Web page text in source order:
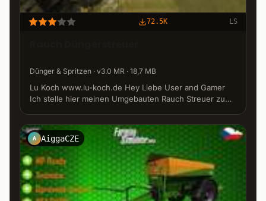
72.5K LS
Dünger & Spritzen · v3.0 MR · 18,7 MB
Lu Koch www.lu-koch.de Hey Liebe User and Gamer
Ich stelle hier meinen Umgebauten Rauch Streuer zu
dickes danke geht an DDR Basti
A AiggaCZE